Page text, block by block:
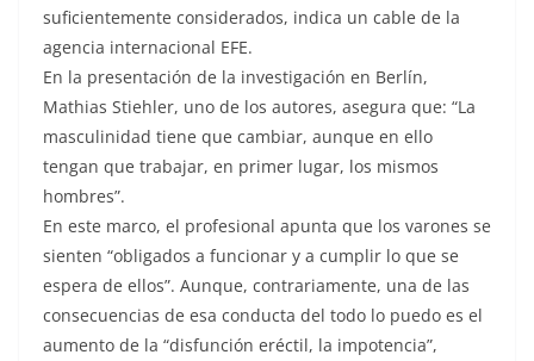
suficientemente considerados, indica un cable de la
agencia internacional EFE.
En la presentación de la investigación en Berlín,
Mathias Stiehler, uno de los autores, asegura que: “La
masculinidad tiene que cambiar, aunque en ello
tengan que trabajar, en primer lugar, los mismos
hombres”.
En este marco, el profesional apunta que los varones se
sienten “obligados a funcionar y a cumplir lo que se
espera de ellos”. Aunque, contrariamente, una de las
consecuencias de esa conducta del todo lo puedo es el
aumento de la “disfunción eréctil, la impotencia”,